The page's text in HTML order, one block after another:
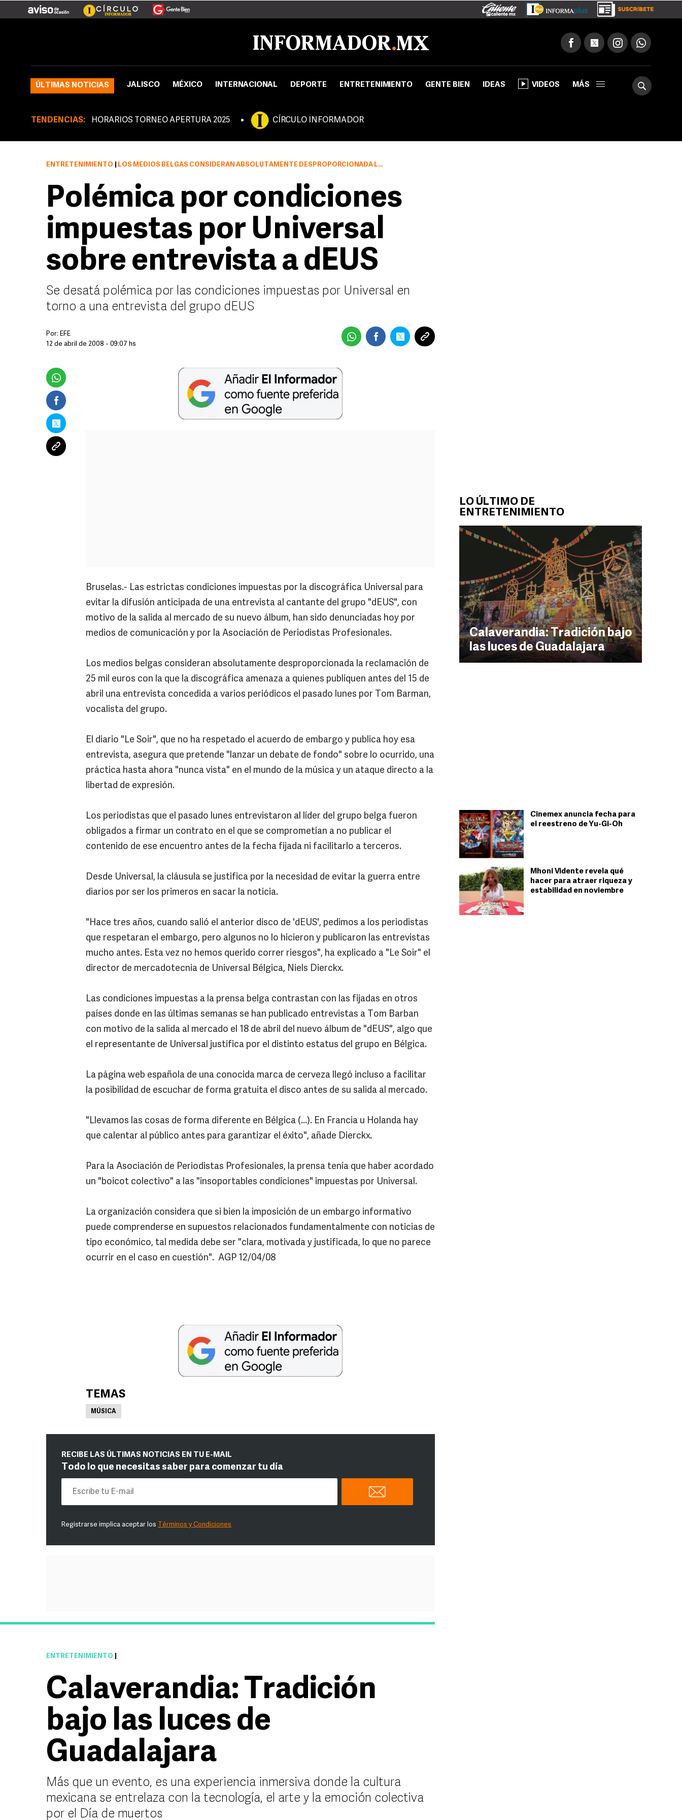
ÚLTIMAS NOTICIAS JALISCO MÉXICO INTERNACIONAL DEPORTE ENTRETENIMIENTO GENTE BIEN IDEAS VIDEOS MÁS
TENDENCIAS: HORARIOS TORNEO APERTURA 2025 CÍRCULO INFORMADOR
LO ÚLTIMO DE
ENTRETENIMIENTO
Calaverandia: Tradición bajo
las luces de Guadalajara
Cinemex anuncia fecha para
el reestreno de Yu-Gi-Oh
Mhoni Vidente revela qué
hacer para atraer riqueza y
estabilidad en noviembre
ENTRETENIMIENTO LOS MEDIOS BELGAS CONSIDERAN ABSOLUTAMENTE DESPROPORCIONADA LA RECLAMACIÓN DE 25 MIL EUROS.
Polémica por condiciones
impuestas por Universal
sobre entrevista a dEUS
Se desatá polémica por las condiciones impuestas por Universal en
torno a una entrevista del grupo dEUS
Por: EFE
12 de abril de 2008 - 09:07 hs
Bruselas.- Las estrictas condiciones impuestas por la discográfica Universal para
evitar la difusión anticipada de una entrevista al cantante del grupo "dEUS", con
motivo de la salida al mercado de su nuevo álbum, han sido denunciadas hoy por
medios de comunicación y por la Asociación de Periodistas Profesionales.
Los medios belgas consideran absolutamente desproporcionada la reclamación de
25 mil euros con la que la discográfica amenaza a quienes publiquen antes del 15 de
abril una entrevista concedida a varios periódicos el pasado lunes por Tom Barman,
vocalista del grupo.
El diario "Le Soir", que no ha respetado el acuerdo de embargo y publica hoy esa
entrevista, asegura que pretende "lanzar un debate de fondo" sobre lo ocurrido, una
práctica hasta ahora "nunca vista" en el mundo de la música y un ataque directo a la
libertad de expresión.
Los periodistas que el pasado lunes entrevistaron al líder del grupo belga fueron
obligados a firmar un contrato en el que se comprometían a no publicar el
contenido de ese encuentro antes de la fecha fijada ni facilitarlo a terceros.
Desde Universal, la cláusula se justifica por la necesidad de evitar la guerra entre
diarios por ser los primeros en sacar la noticia.
"Hace tres años, cuando salió el anterior disco de 'dEUS', pedimos a los periodistas
que respetaran el embargo, pero algunos no lo hicieron y publicaron las entrevistas
mucho antes. Esta vez no hemos querido correr riesgos", ha explicado a "Le Soir" el
director de mercadotecnia de Universal Bélgica, Niels Dierckx.
Las condiciones impuestas a la prensa belga contrastan con las fijadas en otros
países donde en las últimas semanas se han publicado entrevistas a Tom Barban
con motivo de la salida al mercado el 18 de abril del nuevo álbum de "dEUS", algo que
el representante de Universal justifica por el distinto estatus del grupo en Bélgica.
La página web española de una conocida marca de cerveza llegó incluso a facilitar
la posibilidad de escuchar de forma gratuita el disco antes de su salida al mercado.
"Llevamos las cosas de forma diferente en Bélgica (...). En Francia u Holanda hay
que calentar al público antes para garantizar el éxito", añade Dierckx.
Para la Asociación de Periodistas Profesionales, la prensa tenía que haber acordado
un "boicot colectivo" a las "insoportables condiciones" impuestas por Universal.
La organización considera que si bien la imposición de un embargo informativo
puede comprenderse en supuestos relacionados fundamentalmente con noticias de
tipo económico, tal medida debe ser "clara, motivada y justificada, lo que no parece
ocurrir en el caso en cuestión". AGP 12/04/08
TEMAS
MÚSICA
RECIBE LAS ÚLTIMAS NOTICIAS EN TU E-MAIL
Todo lo que necesitas saber para comenzar tu día
Registrarse implica aceptar los Términos y Condiciones
ENTRETENIMIENTO
Calaverandia: Tradición
bajo las luces de
Guadalajara
Más que un evento, es una experiencia inmersiva donde la cultura
mexicana se entrelaza con la tecnología, el arte y la emoción colectiva
por el Día de muertos